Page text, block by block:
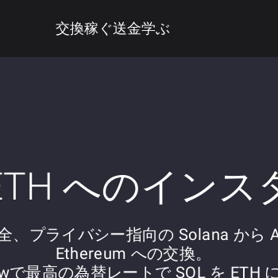
交換稼ぐ送金学ぶ
へのインス
、プライバシー指向の Solana から
Ethereum への交換。
で最高の為替レートで SOL を ETH